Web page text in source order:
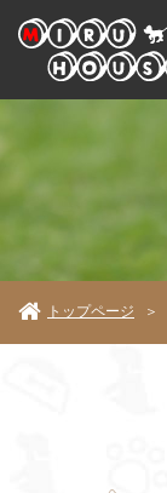
トップページ ＞